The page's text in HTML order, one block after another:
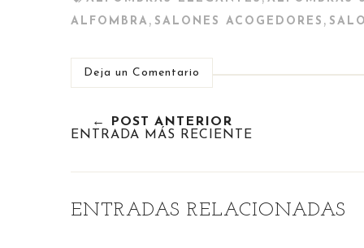
ALFOMBRA , SALONES ACOGEDORES ,
Deja un Comentario
← POST ANTERIOR
ENTRADA MÁS RECIENTE
ENTRADAS RELACIONADAS